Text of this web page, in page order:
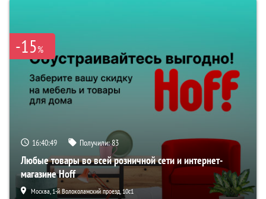
-15%
16:40:47 Получили:83
Любые товары во всей розничной сети и интернет-
магазине Hoff
Москва, 1-й Волоколамский проезд, 10с1